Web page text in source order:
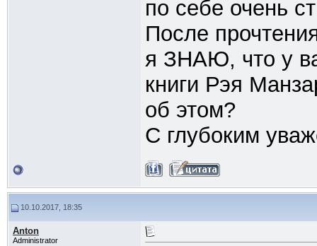
по себе очень
После
я ЗНАЮ, что у
книги Рэя
об этом?
С глубоким
10.10.2017, 18:35
Anton
Administrator